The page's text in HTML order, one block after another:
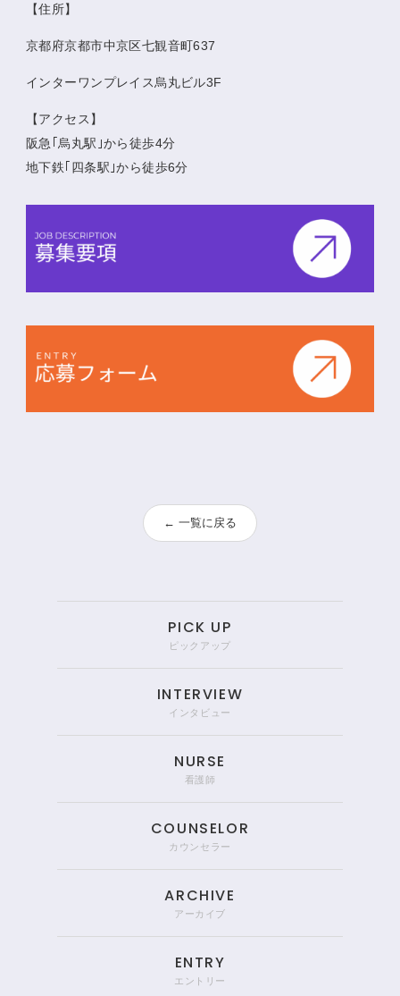
【住所】
京都府京都市中京区七観音町637
インターワンプレイス烏丸ビル3F
【アクセス】
阪急｢烏丸駅｣から徒歩4分
地下鉄｢四条駅｣から徒歩6分
← 一覧に戻る
PICK UP
ピックアップ
INTERVIEW
インタビュー
NURSE
看護師
COUNSELOR
カウンセラー
ARCHIVE
アーカイブ
ENTRY
エントリー